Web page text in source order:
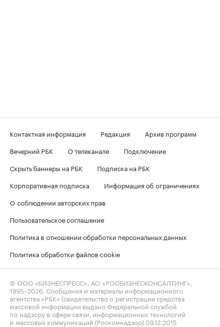
Контактная информация Редакция
Архив программ
Вечерний РБК
О телеканале
Подключение
Скрыть баннеры на РБК
Подписка на РБК
Корпоративная подписка
Информация об ограничениях
О соблюдении авторских прав
Пользовательское соглашение
Политика в отношении обработки персональных данных
Политика обработки файлов cookie
© ООО «БИЗНЕСПРЕСС», АО «РОСБИЗНЕСКОНСАЛТИНГ»,
1995–2026 . Сообщения и материалы информационного
агентства «РБК» (свидетельство о регистрации средства
массовой информации выдано Федеральной службой
по надзору в сфере связи, информационных технологий
и массовых коммуникаций (Роскомнадзор) 09.12.2015